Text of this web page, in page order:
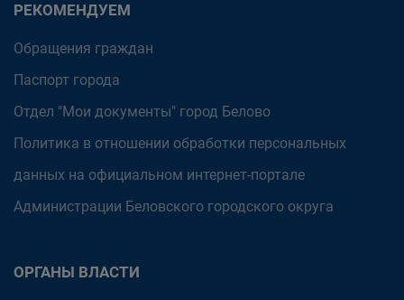
РЕКОМЕНДУЕМ
Обращения граждан
Паспорт города
Отдел "Мои документы" город Белово
Политика в отношении обработки персональных
данных на официальном интернет-портале
Администрации Беловского городского округа
ОРГАНЫ ВЛАСТИ